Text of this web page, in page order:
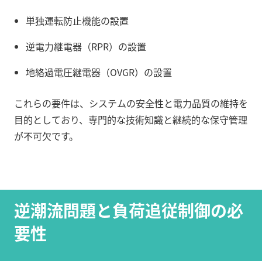
単独運転防止機能の設置
逆電力継電器（RPR）の設置
地絡過電圧継電器（OVGR）の設置
これらの要件は、システムの安全性と電力品質の維持を
目的としており、専門的な技術知識と継続的な保守管理
が不可欠です。
逆潮流問題と負荷追従制御の必
要性